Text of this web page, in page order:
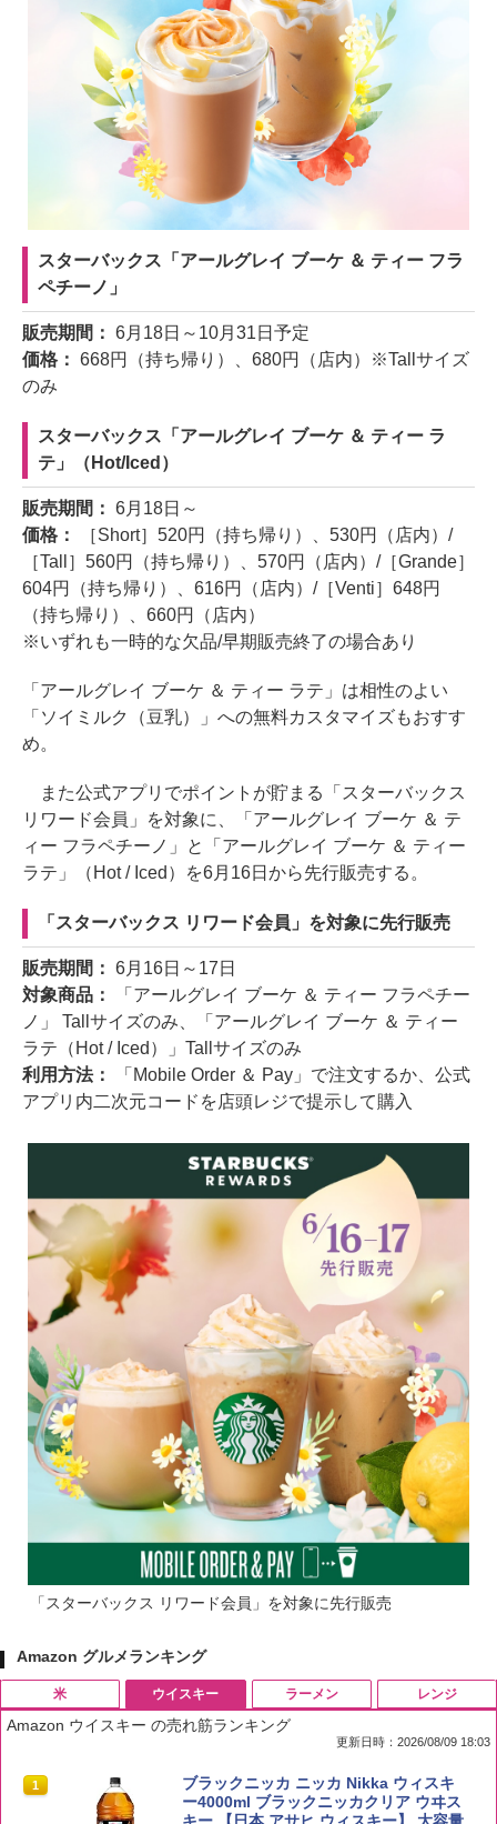
スターバックス「アールグレイ ブーケ ＆ ティー フラ
ペチーノ」
販売期間： 6月18日～10月31日予定
価格： 668円（持ち帰り）、680円（店内）※Tallサイズ
のみ
スターバックス「アールグレイ ブーケ ＆ ティー ラ
テ」（Hot/Iced）
販売期間： 6月18日～
価格：
［Short］520円（持ち帰り）、530円（店内）/
［Tall］560円（持ち帰り）、570円（店内）/［Grande］
604円（持ち帰り）、616円（店内）/［Venti］648円
（持ち帰り）、660円（店内）
※いずれも一時的な欠品/早期販売終了の場合あり
「アールグレイ ブーケ ＆ ティー ラテ」は相性のよい
「ソイミルク（豆乳）」への無料カスタマイズもおすす
め。
また公式アプリでポイントが貯まる「スターバックス
リワード会員」を対象に、「アールグレイ ブーケ ＆ テ
ィー フラペチーノ」と「アールグレイ ブーケ ＆ ティー
ラテ」（Hot / Iced）を6月16日から先行販売する。
「スターバックス リワード会員」を対象に先行販売
販売期間： 6月16日～17日
対象商品：
「アールグレイ ブーケ ＆ ティー フラペチー
ノ」 Tallサイズのみ、「アールグレイ ブーケ ＆ ティー
ラテ（Hot / Iced）」Tallサイズのみ
利用方法：
「Mobile Order ＆ Pay」で注文するか、公式
アプリ内二次元コードを店頭レジで提示して購入
「スターバックス リワード会員」を対象に先行販売
Amazon グルメランキング
米
1 by Amazon 国産ブレンド米 精米 5kg
ウイスキー
Amazon ウイスキー の売れ筋ランキング
更新日時：2026/08/09 18:03
1
ブラックニッカ ニッカ Nikka ウィスキ
ー4000ml ブラックニッカクリア ウヰス
ラーメン レンジ